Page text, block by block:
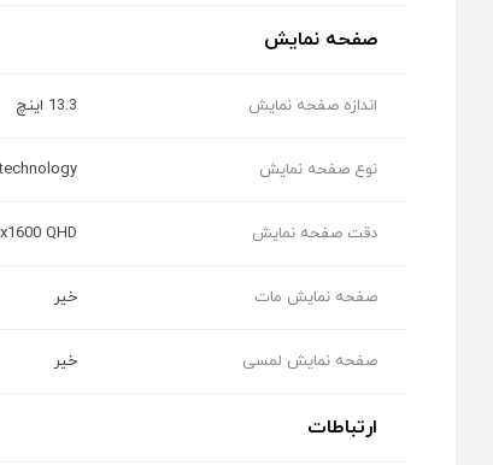
صفحه نمایش
اندازه صفحه نمایش 13.3 اینچ
نوع صفحه نمایش
دقت صفحه نمایش QHD
صفحه نمایش مات خیر
صفحه نمایش لمسی خیر
ارتباطات